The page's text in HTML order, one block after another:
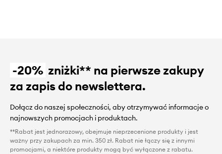
-20% zniżki** na pierwsze zakupy
za zapis do newslettera.
Dołącz do naszej społeczności, aby otrzymywać informacje o
najnowszych promocjach i produktach.
**Rabat jest jednorazowy, obejmuje nieprzecenione produkty i jest
ważny przy zakupach za min. 350 zł. Rabat nie łączy się z innymi
promocjami, a niektóre produkty mogą być wyłączone z rabatu.